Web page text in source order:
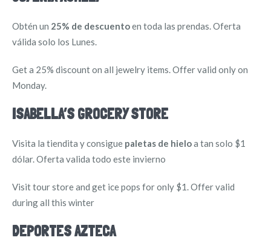
Obtén un 25% de descuentoen toda las prendas.Oferta
válida solo los Lunes.
Get a 25% discount on all jewelry items. Offer valid only on
Monday.
ISABELLA’S GROCERY STORE
Visita la tiendita y consiguepaletas de hieloa tan solo $1
dólar. Oferta valida todo este invierno
Visit tour store and get ice pops for only $1. Offer valid
during all this winter
DEPORTES AZTECA